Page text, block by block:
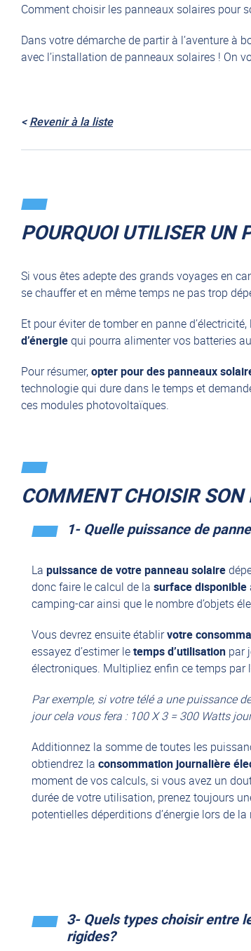
Comment choisir les panneaux solaires pour
Dans votre démarche de partir à l’aventure à
avec l’installation de panneaux solaires ! On
<Revenir à la liste
POURQUOI UTILISER UN
Si vous êtes adepte des grands voyages en
se chauffer et en même temps ne pas trop
Et pour éviter de tomber en panne d’électricité,
d’énergiequi pourra alimenter vos batteries
Pour résumer,opter pour des panneaux
technologie qui dure dans le temps et
ces modules photovoltaïques.
COMMENT CHOISIR
1- Quelle puissance de
La puissance de votre panneau solaire
donc faire le calcul de la surface disponible
camping-car ainsi que le nombre d’objets
Vous devrez ensuite établirvotre
essayez d’estimer letemps d’utilisation par
électroniques. Multipliez enfin ce temps par
Par exemple, si votre télé a une puissance
jour cela vous fera : 100 X 3 = 300 Watts
Additionnez la somme de toutes les
obtiendrez la consommation journalière
moment de vos calculs, si vous avez un
durée de votre utilisation, prenez toujours
potentielles déperditions d’énergie lors de
3- Quels types choisir entre
rigides?